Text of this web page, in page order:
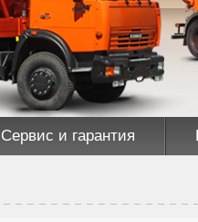
Сервис и гарантия